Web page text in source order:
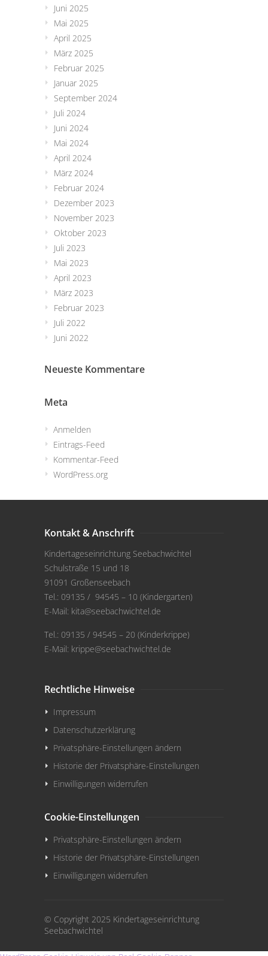
Juni 2025
Mai 2025
April 2025
März 2025
Februar 2025
Januar 2025
September 2024
Juli 2024
Juni 2024
Mai 2024
April 2024
März 2024
Februar 2024
Dezember 2023
November 2023
Oktober 2023
Juli 2023
Mai 2023
April 2023
März 2023
Februar 2023
Juli 2022
Juni 2022
Neueste Kommentare
Meta
Anmelden
Eintrags-Feed
Kommentar-Feed
WordPress.org
Kontakt & Anschrift
Kindertageseinrichtung Seebachwichtel
Schulstraße 15 und 18
91091 Großenseebach
Tel.: 09135 / 94545 – 10 (Kindergarten)
E-Mail: kita@seebachwichtel.de
Tel.: 09135 / 94545 – 20 (Kinderkrippe)
E-Mail: krippe@seebachwichtel.de
Rechtliche Hinweise
Impressum
Datenschutzerklärung
Privatsphäre-Einstellungen ändern
Historie der Privatsphäre-Einstellungen
Einwilligungen widerrufen
Cookie-Einstellungen
Privatsphäre-Einstellungen ändern
Historie der Privatsphäre-Einstellungen
Einwilligungen widerrufen
© Copyright 2025 Kindertageseinrichtung
Seebachwichtel